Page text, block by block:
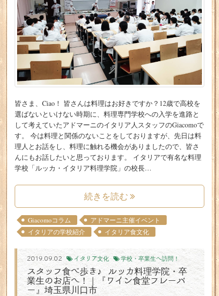
皆さま、Ciao！ 皆さんは料理はお好きですか？12歳で高校を
選ばないといけない時期に、料理専門学校への入学を進路と
して考えていたアドマーニのイタリア人スタッフのGiacomoで
す。 今は料理と関係のないことをしておりますが、先日は料
理人とお話をし、料理に触れる機会がありましたので、皆さ
んにもお話したいと思っております。 イタリアで有名な料理
学校「ルッカ・イタリア料理学院」の校長…
続きを読む
Giacomoコラム
アドマーニ主催イベント
イタリアの学校紹介
イタリア食文化
2019.09.02 イタリア文化 学校・卒業生へ訪問！
スタッフ食べ歩き♪ ルッカ料理学院・卒
業生のお店へ！｜『ワイン食堂フレーバ
ー』埼玉県川口市